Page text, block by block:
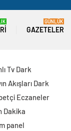
GAZETELER
GÜNLÜK
Tv Dark
Akışları Dark
Eczaneler
Dakika
panel